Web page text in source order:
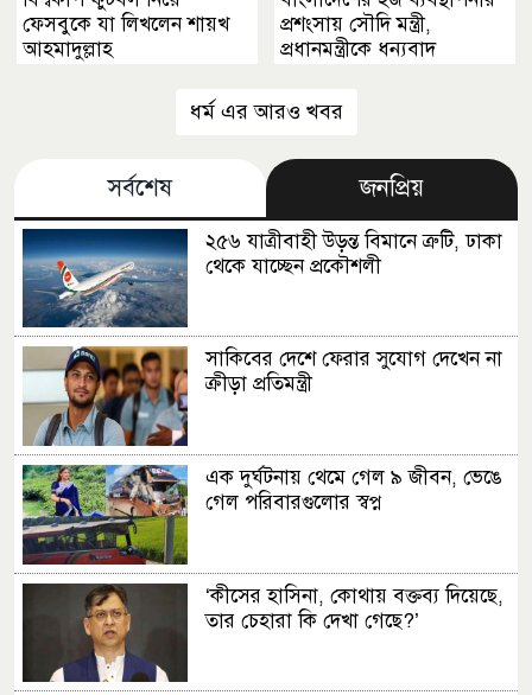
ফেসবুকে যা লিখলেন শায়খ
আহমাদুল্লাহ
প্রশংসায় সৌদি মন্ত্রী,
প্রধানমন্ত্রীকে ধন্যবাদ
ধর্ম এর আরও খবর
সর্বশেষ জনপ্রিয়
২৫৬ যাত্রীবাহী উড়ন্ত বিমানে ত্রুটি, ঢাকা
থেকে যাচ্ছেন প্রকৌশলী
সাকিবের দেশে ফেরার সুযোগ দেখেন না
ক্রীড়া প্রতিমন্ত্রী
এক দুর্ঘটনায় থেমে গেল ৯ জীবন, ভেঙে
গেল পরিবারগুলোর স্বপ্ন
‘কীসের হাসিনা, কোথায় বক্তব্য দিয়েছে,
তার চেহারা কি দেখা গেছে?’